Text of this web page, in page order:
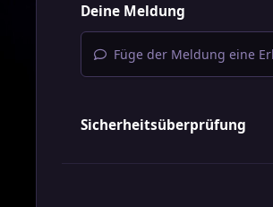
Deine Meldung
Füge der Meldung eine
Sicherheitsüberprüfung